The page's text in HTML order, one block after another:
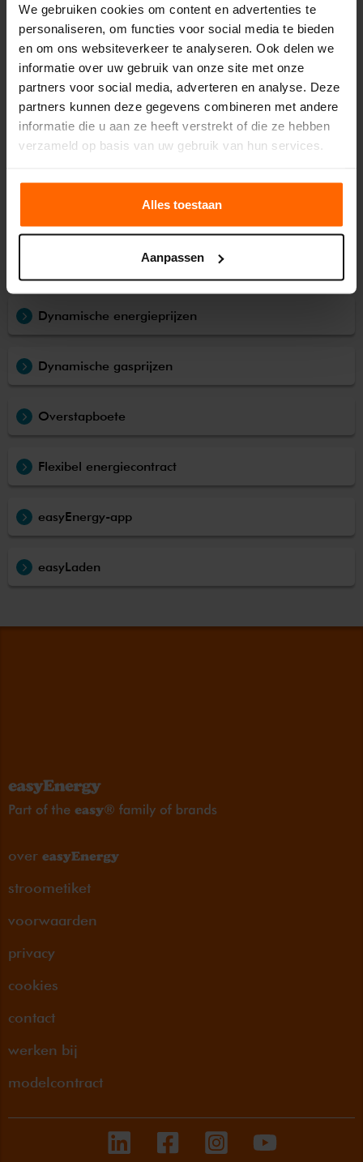
We gebruiken cookies om content en advertenties te
personaliseren, om functies voor social media te bieden
en om ons websiteverkeer te analyseren. Ook delen we
informatie over uw gebruik van onze site met onze
partners voor social media, adverteren en analyse. Deze
partners kunnen deze gegevens combineren met andere
informatie die u aan ze heeft verstrekt of die ze hebben
verzameld op basis van uw gebruik van hun services.
Alles toestaan
Aanpassen
Ons aanbod
Overstappen naar easyEnergy
Onze tarieven
Dynamische energie
Dynamische energieprijzen
Dynamische gasprijzen
Overstapboete
Flexibel energiecontract
easyEnergy-app
easyLaden
over
stroometiket
voorwaarden
privacy
cookies
contact
werken bij
modelcontract